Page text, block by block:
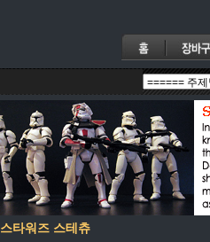
스타워즈 스테츄